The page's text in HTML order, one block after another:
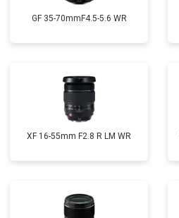
GF 35-70mmF4.5-5.6 WR
XF 16-55mm F2.8 R LM WR